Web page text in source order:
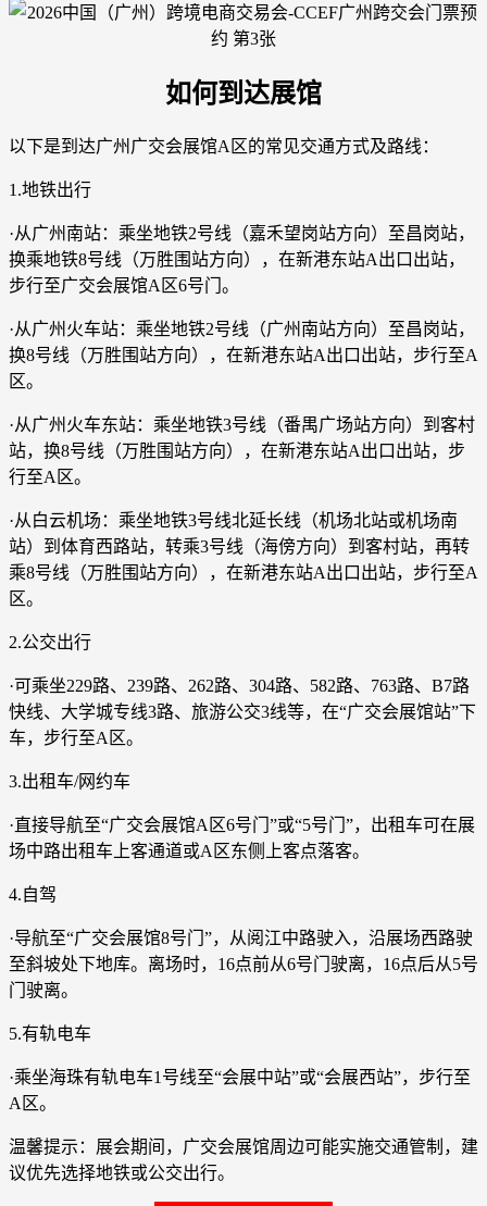
如何到达展馆
以下是到达广州广交会展馆A区的常见交通方式及路线：
1.地铁出行
·从广州南站：乘坐地铁2号线（嘉禾望岗站方向）至昌岗站，
换乘地铁8号线（万胜围站方向），在新港东站A出口出站，
步行至广交会展馆A区6号门。
·从广州火车站：乘坐地铁2号线（广州南站方向）至昌岗站，
换8号线（万胜围站方向），在新港东站A出口出站，步行至A
区。
·从广州火车东站：乘坐地铁3号线（番禺广场站方向）到客村
站，换8号线（万胜围站方向），在新港东站A出口出站，步
行至A区。
·从白云机场：乘坐地铁3号线北延长线（机场北站或机场南
站）到体育西路站，转乘3号线（海傍方向）到客村站，再转
乘8号线（万胜围站方向），在新港东站A出口出站，步行至A
区。
2.公交出行
·可乘坐229路、239路、262路、304路、582路、763路、B7路
快线、大学城专线3路、旅游公交3线等，在“广交会展馆站”下
车，步行至A区。
3.出租车/网约车
·直接导航至“广交会展馆A区6号门”或“5号门”，出租车可在展
场中路出租车上客通道或A区东侧上客点落客。
4.自驾
·导航至“广交会展馆8号门”，从阅江中路驶入，沿展场西路驶
至斜坡处下地库。离场时，16点前从6号门驶离，16点后从5号
门驶离。
5.有轨电车
·乘坐海珠有轨电车1号线至“会展中站”或“会展西站”，步行至
A区。
温馨提示：展会期间，广交会展馆周边可能实施交通管制，建
议优先选择地铁或公交出行。